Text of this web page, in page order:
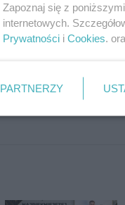
Zapoznaj się z
internetowych.
Prywatności i Cookies.
PARTNERZY